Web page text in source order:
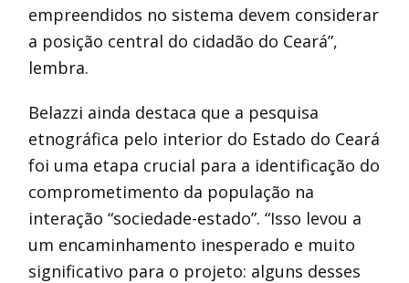
empreendidos no sistema devem considerar
a posição central do cidadão do Ceará”,
lembra.
Belazzi ainda destaca que a pesquisa
etnográfica pelo interior do Estado do Ceará
foi uma etapa crucial para a identificação do
comprometimento da população na
interação “sociedade-estado”. “Isso levou a
um encaminhamento inesperado e muito
significativo para o projeto: alguns desses